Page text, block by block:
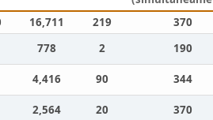
16,711 219
370
778 2
190
4,416 90
344
2,564 20
370